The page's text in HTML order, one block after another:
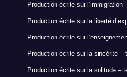
Production écrite sur l’immigration
Production écrite sur la liberté
Production écrite sur
Production écrite sur la sincérité –
Production écrite sur la solitude –